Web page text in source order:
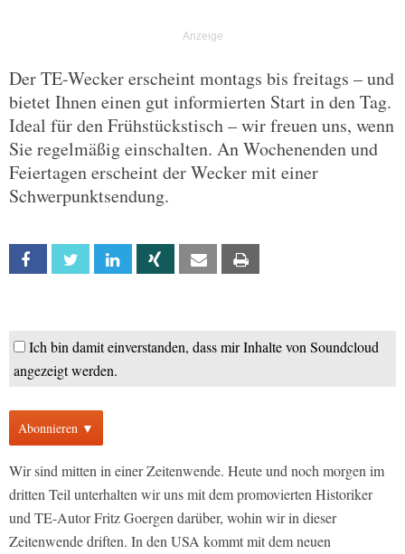
Der TE-Wecker erscheint montags bis freitags – und
bietet Ihnen einen gut informierten Start in den Tag.
Ideal für den Frühstückstisch – wir freuen uns, wenn
Sie regelmäßig einschalten. An Wochenenden und
Feiertagen erscheint der Wecker mit einer
Schwerpunktsendung.
Facebook Twitter Linkedin Xing Email
Ich bin damit einverstanden, dass mir Inhalte von Soundcloud
angezeigt werden.
Abonnieren ▼
Wir sind mitten in einer Zeitenwende. Heute und noch morgen im
dritten Teil unterhalten wir uns mit dem promovierten Historiker
und TE-Autor Fritz Goergen darüber, wohin wir in dieser
Zeitenwende driften. In den USA kommt mit dem neuen